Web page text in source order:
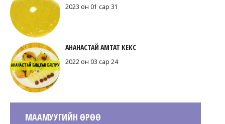
2023 он 01 сар 31
АНАНАСТАЙ АМТАТ КЕКС
2022 он 03 сар 24
МААМУУГИЙН ӨРӨӨ